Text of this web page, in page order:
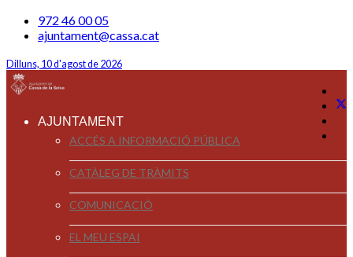
972 46 00 05
ajuntament@cassa.cat
Dilluns, 10 d'agost de 2026
AJUNTAMENT
ACCÉS A INFORMACIÓ PÚBLICA
CATÀLEG DE TRÀMITS
COMUNICACIÓ
EL MEU ESPAI